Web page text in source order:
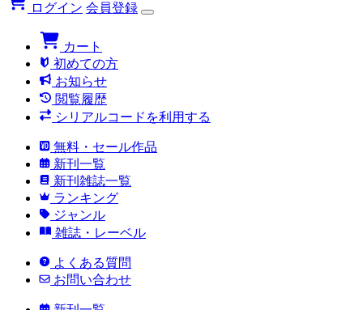
ログイン 会員登録
カート
初めての方
お知らせ
閲覧履歴
シリアルコードを利用する
無料・セール作品
新刊一覧
新刊雑誌一覧
ランキング
ジャンル
雑誌・レーベル
よくある質問
お問い合わせ